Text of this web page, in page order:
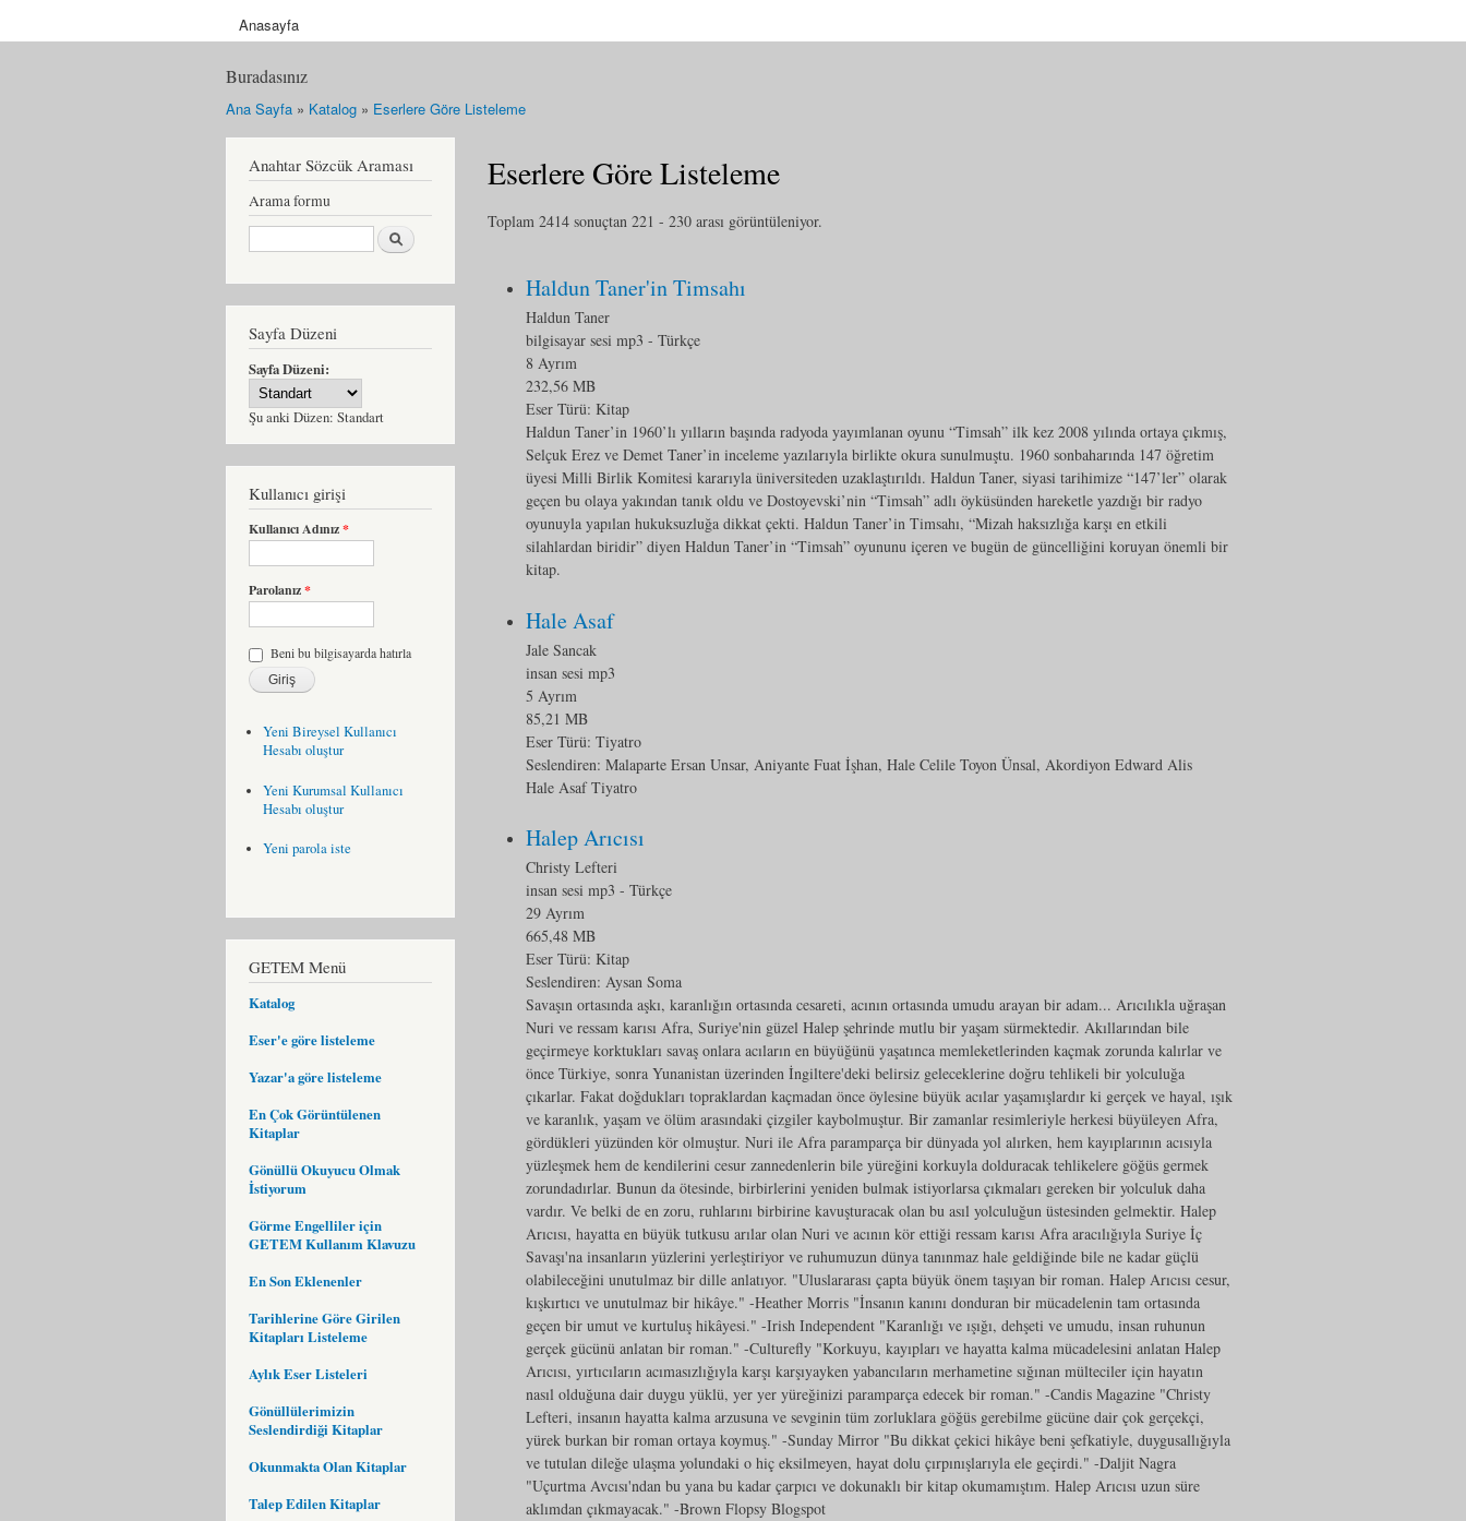
Anasayfa
Buradasınız
Ana Sayfa » Katalog » Eserlere Göre Listeleme
Anahtar Sözcük Araması
Arama formu
Ara
Sayfa Düzeni
Sayfa Düzeni:
Şu anki Düzen: Standart
Kullanıcı girişi
Kullanıcı Adınız*
Parolanız*
Beni bu bilgisayarda hatırla
Yeni Bireysel Kullanıcı
Hesabı oluştur
Yeni Kurumsal Kullanıcı
Hesabı oluştur
Yeni parola iste
GETEM Menü
Katalog
Eser'e göre listeleme
Yazar'a göre listeleme
En Çok Görüntülenen
Kitaplar
Gönüllü Okuyucu Olmak
İstiyorum
Görme Engelliler için
GETEM Kullanım Klavuzu
En Son Eklenenler
Tarihlerine Göre Girilen
Kitapları Listeleme
Aylık Eser Listeleri
Gönüllülerimizin
Seslendirdiği Kitaplar
Okunmakta Olan Kitaplar
Talep Edilen Kitaplar
Eserlere Göre Listeleme
Toplam 2414 sonuçtan 221 - 230 arası görüntüleniyor.
Haldun Taner'in Timsahı
Haldun Taner
bilgisayar sesi mp3 - Türkçe
8 Ayrım
232,56 MB
Eser Türü: Kitap
Haldun Taner’in 1960’lı yılların başında radyoda yayımlanan oyunu “Timsah” ilk kez 2008 yılında ortaya çıkmış,
Selçuk Erez ve Demet Taner’in inceleme yazılarıyla birlikte okura sunulmuştu. 1960 sonbaharında 147 öğretim
üyesi Milli Birlik Komitesi kararıyla üniversiteden uzaklaştırıldı. Haldun Taner, siyasi tarihimize “147’ler” olarak
geçen bu olaya yakından tanık oldu ve Dostoyevski’nin “Timsah” adlı öyküsünden hareketle yazdığı bir radyo
oyunuyla yapılan hukuksuzluğa dikkat çekti. Haldun Taner’in Timsahı, “Mizah haksızlığa karşı en etkili
silahlardan biridir” diyen Haldun Taner’in “Timsah” oyununu içeren ve bugün de güncelliğini koruyan önemli bir
kitap.
Hale Asaf
Jale Sancak
insan sesi mp3
5 Ayrım
85,21 MB
Eser Türü: Tiyatro
Seslendiren: Malaparte Ersan Unsar, Aniyante Fuat İşhan, Hale Celile Toyon Ünsal, Akordiyon Edward Alis
Hale Asaf Tiyatro
Halep Arıcısı
Christy Lefteri
insan sesi mp3 - Türkçe
29 Ayrım
665,48 MB
Eser Türü: Kitap
Seslendiren: Aysan Soma
Savaşın ortasında aşkı, karanlığın ortasında cesareti, acının ortasında umudu arayan bir adam... Arıcılıkla uğraşan
Nuri ve ressam karısı Afra, Suriye'nin güzel Halep şehrinde mutlu bir yaşam sürmektedir. Akıllarından bile
geçirmeye korktukları savaş onlara acıların en büyüğünü yaşatınca memleketlerinden kaçmak zorunda kalırlar ve
önce Türkiye, sonra Yunanistan üzerinden İngiltere'deki belirsiz geleceklerine doğru tehlikeli bir yolculuğa
çıkarlar. Fakat doğdukları topraklardan kaçmadan önce öylesine büyük acılar yaşamışlardır ki gerçek ve hayal, ışık
ve karanlık, yaşam ve ölüm arasındaki çizgiler kaybolmuştur. Bir zamanlar resimleriyle herkesi büyüleyen Afra,
gördükleri yüzünden kör olmuştur. Nuri ile Afra paramparça bir dünyada yol alırken, hem kayıplarının acısıyla
yüzleşmek hem de kendilerini cesur zannedenlerin bile yüreğini korkuyla dolduracak tehlikelere göğüs germek
zorundadırlar. Bunun da ötesinde, birbirlerini yeniden bulmak istiyorlarsa çıkmaları gereken bir yolculuk daha
vardır. Ve belki de en zoru, ruhlarını birbirine kavuşturacak olan bu asıl yolculuğun üstesinden gelmektir. Halep
Arıcısı, hayatta en büyük tutkusu arılar olan Nuri ve acının kör ettiği ressam karısı Afra aracılığıyla Suriye İç
Savaşı'na insanların yüzlerini yerleştiriyor ve ruhumuzun dünya tanınmaz hale geldiğinde bile ne kadar güçlü
olabileceğini unutulmaz bir dille anlatıyor. "Uluslararası çapta büyük önem taşıyan bir roman. Halep Arıcısı cesur,
kışkırtıcı ve unutulmaz bir hikâye." -Heather Morris "İnsanın kanını donduran bir mücadelenin tam ortasında
geçen bir umut ve kurtuluş hikâyesi." -Irish Independent "Karanlığı ve ışığı, dehşeti ve umudu, insan ruhunun
gerçek gücünü anlatan bir roman." -Culturefly "Korkuyu, kayıpları ve hayatta kalma mücadelesini anlatan Halep
Arıcısı, yırtıcıların acımasızlığıyla karşı karşıyayken yabancıların merhametine sığınan mülteciler için hayatın
nasıl olduğuna dair duygu yüklü, yer yer yüreğinizi paramparça edecek bir roman." -Candis Magazine "Christy
Lefteri, insanın hayatta kalma arzusuna ve sevginin tüm zorluklara göğüs gerebilme gücüne dair çok gerçekçi,
yürek burkan bir roman ortaya koymuş." -Sunday Mirror "Bu dikkat çekici hikâye beni şefkatiyle, duygusallığıyla
ve tutulan dileğe ulaşma yolundaki o hiç eksilmeyen, hayat dolu çırpınışlarıyla ele geçirdi." -Daljit Nagra
"Uçurtma Avcısı'ndan bu yana bu kadar çarpıcı ve dokunaklı bir kitap okumamıştım. Halep Arıcısı uzun süre
aklımdan çıkmayacak." -Brown Flopsy Blogspot